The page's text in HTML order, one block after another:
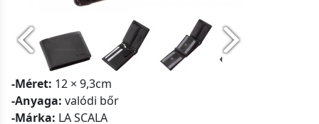
-Méret: 12 × 9,3cm
-Anyaga: valódi bőr
-Márka: LA SCALA